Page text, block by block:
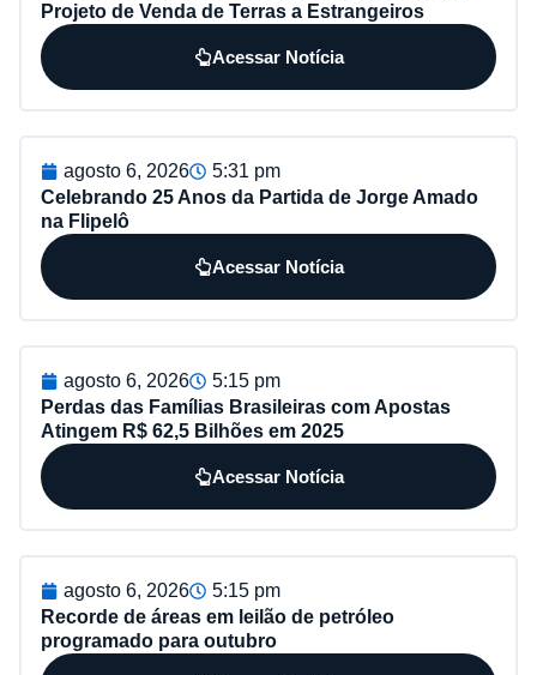
Projeto de Venda de Terras a Estrangeiros
Acessar Notícia
agosto 6, 2026
5:31 pm
Celebrando 25 Anos da Partida de Jorge Amado
na Flipelô
Acessar Notícia
agosto 6, 2026
5:15 pm
Perdas das Famílias Brasileiras com Apostas
Atingem R$ 62,5 Bilhões em 2025
Acessar Notícia
agosto 6, 2026
5:15 pm
Recorde de áreas em leilão de petróleo
programado para outubro